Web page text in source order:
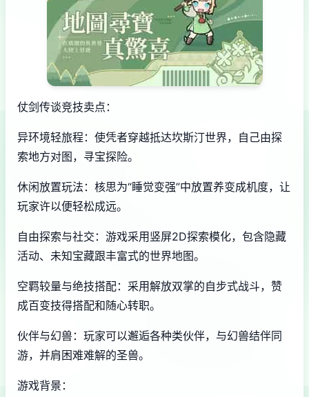
仗剑传谈竞技卖点：
异环境轻旅程：使凭者穿越抵达坎斯汀世界，自己由探
索地方对图，寻宝探险。
休闲放置玩法：核思为“睡觉变强”中放置养变成机度，让
玩家许以便轻松成远。
自由探索与社交：游戏采用竖屏2D探索模化，包含隐藏
活动、未知宝藏跟丰富式的世界地图。
空羁较量与绝技搭配：采用解放双掌的自步式战斗，赞
成百变技得搭配和随心转职。
伙伴与幻兽：玩家可以邂逅各种类伙伴，与幻兽结伴同
游，并肩困难难解的圣兽。
游戏背景：